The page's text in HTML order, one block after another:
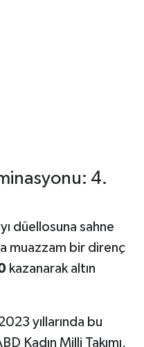
4.
düellosuna sahne
muazzam bir direnç
kazanarak altın
yıllarında bu
Kadın Milli Takımı,